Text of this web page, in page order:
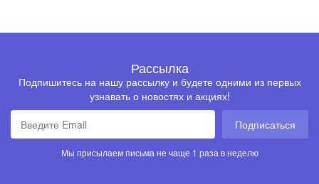
Рассылка
Подпишитесь на нашу рассылку и будете одними из первых
узнавать о новостях и акциях!
Подписаться
Мы присылаем письма не чаще 1 раза в неделю